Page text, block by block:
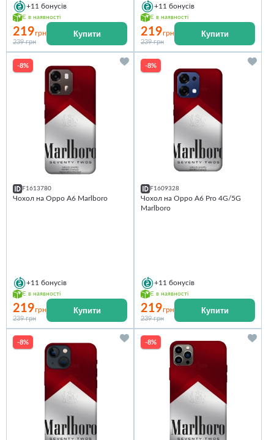
+11 бонусів
Є в наявності
219грн
239 грн
Купити
+11 бонусів
Є в наявності
219грн
239 грн
Купити
-8%
F1613780
Чохол на Oppo A6 Marlboro
+11 бонусів
Є в наявності
219грн
239 грн
Купити
-8%
F1609328
Чохол на Oppo A6 Pro 4G/5G
Marlboro
+11 бонусів
Є в наявності
219грн
239 грн
Купити
-8% -8%